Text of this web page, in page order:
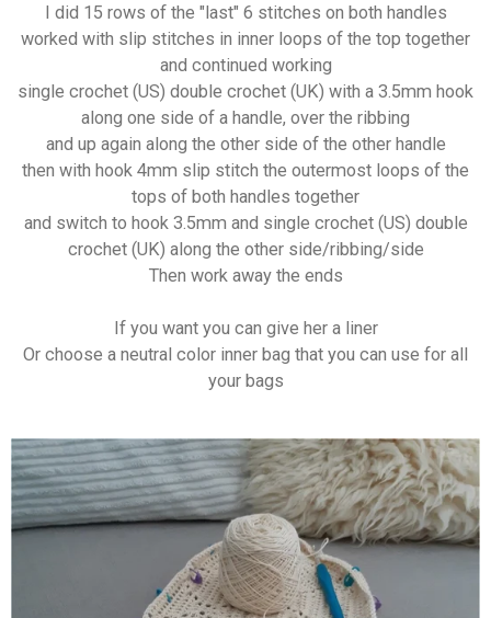
I did 15 rows of the "last" 6 stitches on both handles
worked with slip stitches in inner loops of the top together
and continued working
single crochet (US) double crochet (UK) with a 3.5mm hook
along one side of a handle, over the ribbing
and up again along the other side of the other handle
then with hook 4mm slip stitch the outermost loops of the
tops of both handles together
and switch to hook 3.5mm and single crochet (US) double
crochet (UK) along the other side/ribbing/side
Then work away the ends
If you want you can give her a liner
Or choose a neutral color inner bag that you can use for all
your bags